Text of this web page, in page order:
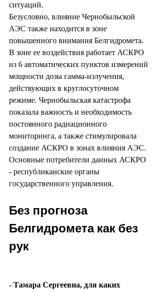
ситуаций.
Безусловно, влияние Чернобыльской
АЭС также находится в зоне
повышенного внимания Белгидромета.
В зоне ее воздействия работает АСКРО
из 6 автоматических пунктов измерений
мощности дозы гамма-излучения,
действующих в круглосуточном
режиме. Чернобыльская катастрофа
показала важность и необходимость
постоянного радиационного
мониторинга, а также стимулировала
создание АСКРО в зонах влияния АЭС.
Основные потребители данных АСКРО
- республиканские органы
государственного управления.
Без прогноза
Белгидромета как без
рук
- Тамара Сергеевна, для каких